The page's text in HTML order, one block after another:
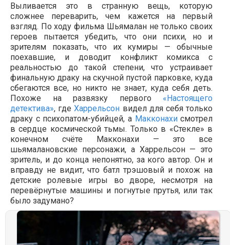
Выливается это в странную вещь, которую
сложнее переварить, чем кажется на первый
взгляд. По ходу фильма Шьямалан не только своих
героев пытается убедить, что они психи, но и
зрителям показать, что их кумиры — обычные
поехавшие, и доводит конфликт комикса с
реальностью до такой степени, что устраивает
финальную драку на скучной пустой парковке, куда
сбегаются все, но никто не знает, куда себя деть.
Похоже на развязку первого «Настоящего
детектива», гдеХаррельсон видел для себя только
драку с психопатом-убийцей, а Макконахисмотрел
в сердце космической тьмы. Только в «Стекле» в
конечном счёте Макконахи — это все
шьямалановские персонажи, а Харрельсон — это
зритель, и до конца непонятно, за кого автор. Он и
вправду не видит, что батл трэшовый и похож на
детские ролевые игры во дворе, несмотря на
перевёрнутые машины и погнутые прутья, или так
было задумано?